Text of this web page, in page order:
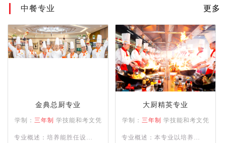
中餐专业 更多
金典总厨专业
学制： 三年制 学技能和考文凭
专业概述：培养能胜任设计
大厨精英专业
学制： 三年制 学技能和考文凭
专业概述：本专业以培养精